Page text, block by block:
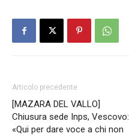
Articolo precedente
[MAZARA DEL VALLO]
Chiusura sede Inps, Vescovo:
«Qui per dare voce a chi non